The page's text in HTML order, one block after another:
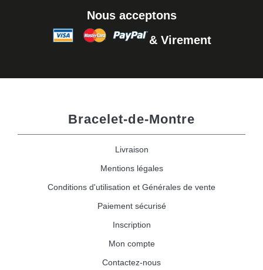
Nous acceptons
& Virement
Bracelet-de-Montre
Livraison
Mentions légales
Conditions d'utilisation et Générales de vente
Paiement sécurisé
Inscription
Mon compte
Contactez-nous